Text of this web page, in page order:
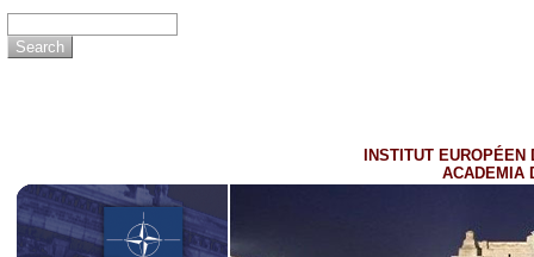
INSTITUT EUROPÉEN
ACADEMIA